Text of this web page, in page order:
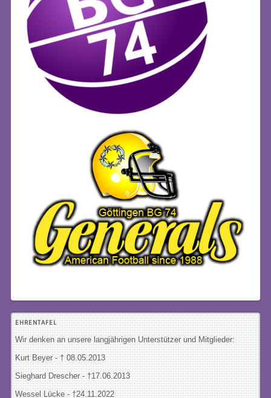
EHRENTAFEL
Wir denken an unsere langjährigen Unterstützer und Mitglieder:
Kurt Beyer - † 08.05.2013
Sieghard Drescher- †17.06.2013
Wessel Lücke - †24.11.2022